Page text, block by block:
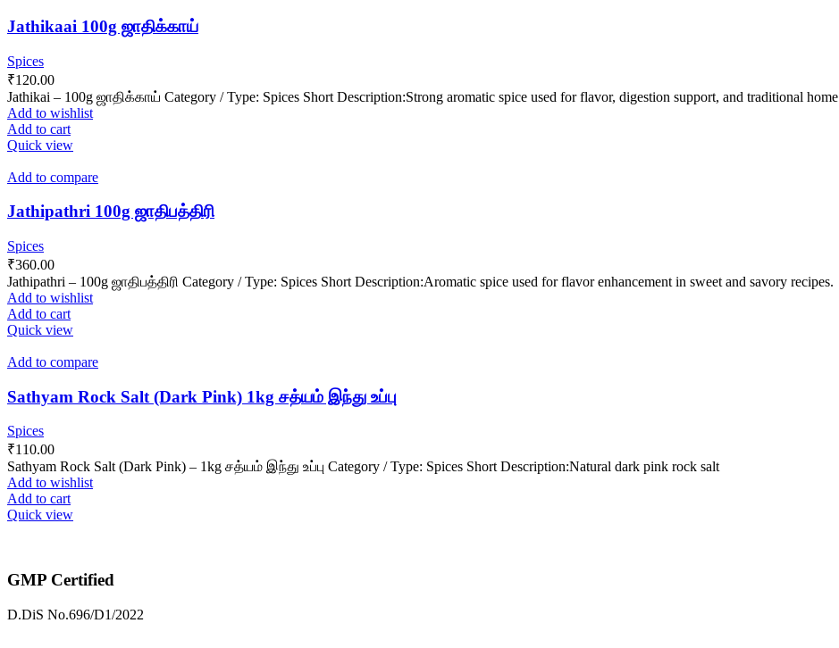
Jathikaai 100g ஜாதிக்காய்
Spices
₹120.00
Jathikai – 100g ஜாதிக்காய் Category / Type: Spices Short Description:Strong aromatic spice used for flavor, digestion support, and traditional home
Add to wishlist
Add to cart
Quick view
Add to compare
Jathipathri 100g ஜாதிபத்திரி
Spices
₹360.00
Jathipathri – 100g ஜாதிபத்திரி Category / Type: Spices Short Description:Aromatic spice used for flavor enhancement in sweet and savory recipes.
Add to wishlist
Add to cart
Quick view
Add to compare
Sathyam Rock Salt (Dark Pink) 1kg சத்யம் இந்து உப்பு
Spices
₹110.00
Sathyam Rock Salt (Dark Pink) – 1kg சத்யம் இந்து உப்பு Category / Type: Spices Short Description:Natural dark pink rock salt
Add to wishlist
Add to cart
Quick view
GMP Certified
D.DiS No.696/D1/2022